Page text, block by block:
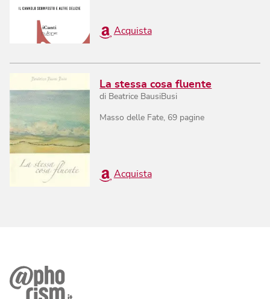
Acquista
La stessa cosa fluente
di Beatrice BausiBusi
Masso delle Fate, 69 pagine
Acquista